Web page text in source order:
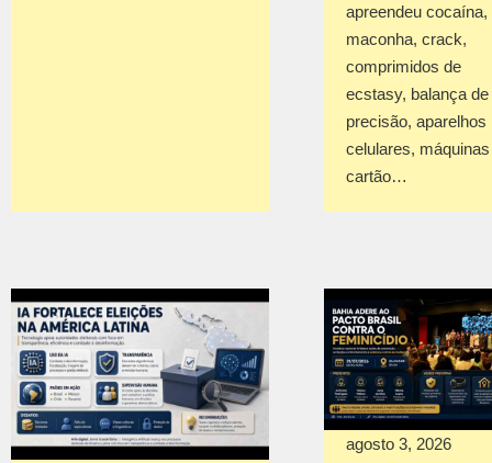
apreendeu cocaína,
maconha, crack,
comprimidos de
ecstasy, balança de
precisão, aparelhos
celulares,
cartão…
agosto 3, 2026